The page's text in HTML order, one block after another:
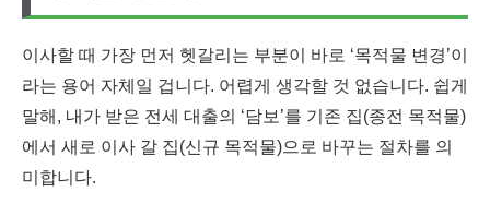
이사할 때 가장 먼저 헷갈리는 부분이 바로 ‘목적물 변경’이
라는 용어 자체일 겁니다. 어렵게 생각할 것 없습니다. 쉽게
말해, 내가 받은 전세 대출의 ‘담보’를 기존 집(종전 목적물)
에서 새로 이사 갈 집(신규 목적물)으로 바꾸는 절차를 의
미합니다.